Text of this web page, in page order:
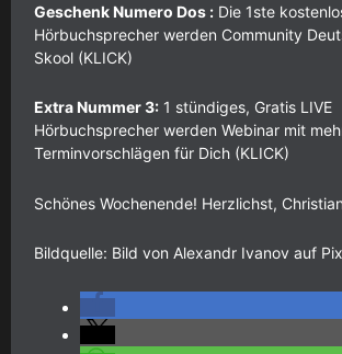
Geschenk Numero Dos : Die 1ste
Hörbuchsprecher werden Community
Skool (KLICK)
Extra Nummer 3: 1 stündiges, Gratis LIVE
Hörbuchsprecher werden Webinar mit
Terminvorschlägen für Dich (KLICK)
Schönes Wochenende! Herzlichst,
Bildquelle: Bild von Alexandr Ivanov auf